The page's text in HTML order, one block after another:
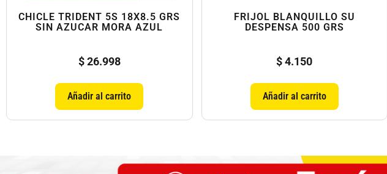
CHICLE TRIDENT 5S 18X8.5 GRS
SIN AZUCAR MORA AZUL
$26.998
Añadir al carrito
FRIJOL BLANQUILLO SU
DESPENSA 500 GRS
$4.150
Añadir al carrito